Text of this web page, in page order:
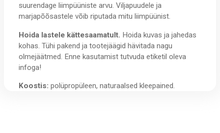
suurendage liimpüüniste arvu. Viljapuudele ja
marjapõõsastele võib riputada mitu liimpüünist.
Hoida lastele kättesaamatult. Hoida kuvas ja jahedas
kohas. Tühi pakend ja tootejäägid hävitada nagu
olmejäätmed. Enne kasutamist tutvuda etiketil oleva
infoga!
Koostis: polüpropüleen, naturaalsed kleepained.